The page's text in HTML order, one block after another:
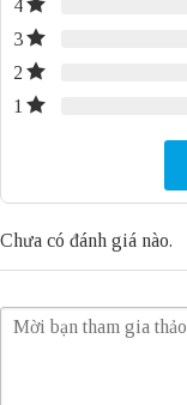
4
3
2
1
Chưa có đánh giá nào.